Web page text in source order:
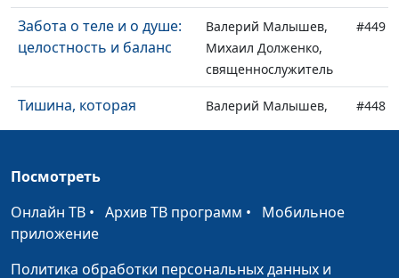
Забота о теле и о душе:
целостность и баланс
Валерий Малышев,
Михаил Долженко,
священнослужитель
#449
Тишина, которая
спасает
Валерий Малышев,
Михаил Долженко,
#448
Бог, мы и
несправедливость мира
Евгений
Посмотреть
Онлайн ТВ • Архив ТВ программ • Мобильное
приложение
Политика обработки персональных данных и